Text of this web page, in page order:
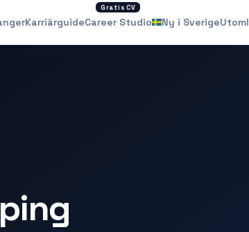
Karriärguide
Gratis CV
Career Studio Ny i Sverige